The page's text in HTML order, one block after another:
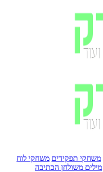
משחקי תפקידים משחקי לוח
מילים משולחן הכתיבה